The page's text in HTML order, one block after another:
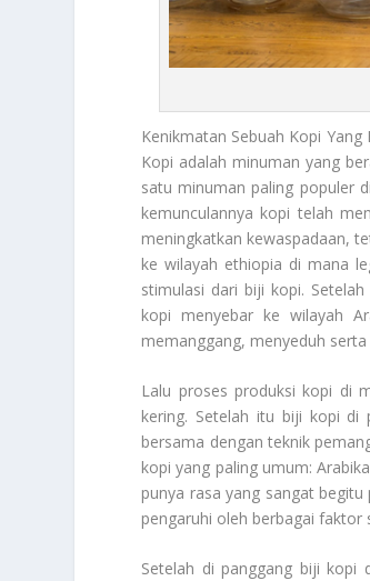
Kenikmatan Sebuah Kopi Yang
Kopi adalah minuman yang
satu minuman paling populer
kemunculannya kopi telah
meningkatkan kewaspadaan,
ke wilayah ethiopia di mana
stimulasi dari biji kopi.
kopi menyebar ke wilayah
memanggang, menyeduh
Lalu proses produksi kopi di
kering. Setelah itu biji kopi di
bersama dengan teknik
kopi yang paling umum:
punya rasa yang sangat
pengaruhi oleh berbagai faktor
Setelah di panggang biji kopi